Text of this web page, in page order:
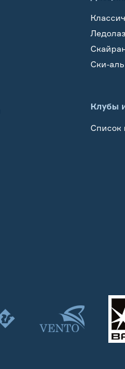
Ски-
Клубы
Список